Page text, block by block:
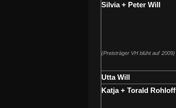
Silvia + Peter Will
(Preisträger VH blüht auf 2009)
Utta Will
Katja + Torald Rohloff